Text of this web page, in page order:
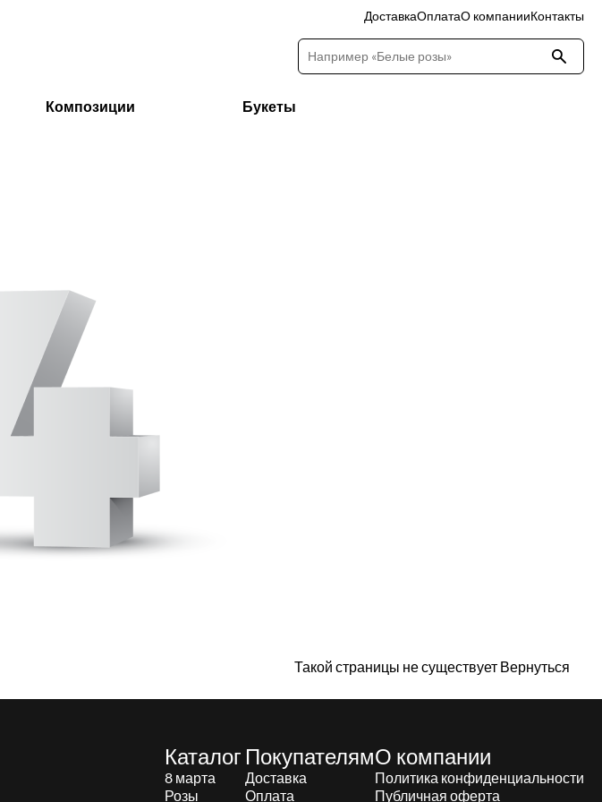
ДоставкаОплатаО компанииКонтакты
Композиции Букеты
Такой страницы не существует Вернуться
Каталог
8 марта
Розы
Покупателям
Доставка
Оплата
О компании
Политика конфиденциальности
Публичная оферта